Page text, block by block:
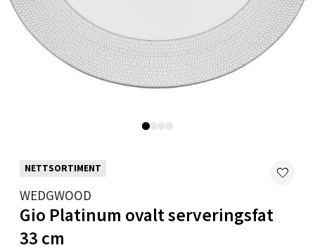
NETTSORTIMENT
WEDGWOOD
Gio Platinum ovalt serveringsfat
33 cm
Bogstadveien 36, 0366 Oslo
Åpent i dag 10-19
0 i butikk
Åpent i dag 10-21
0 i butikk